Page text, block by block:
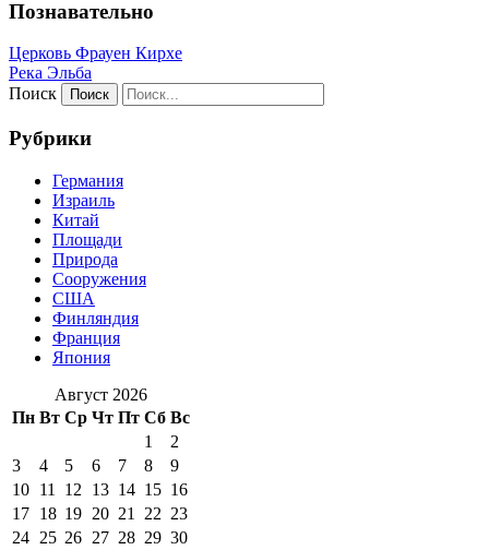
Познавательно
Церковь Фрауен Кирхе
Река Эльба
Поиск
Рубрики
Германия
Израиль
Китай
Площади
Природа
Сооружения
США
Финляндия
Франция
Япония
Август 2026
Пн Вт Ср Чт Пт Сб Вс
1
2
3
4 5 6 7 8
9
10 11 12 13 14 15 16
17 18 19 20 21 22 23
24 25 26 27 28 29 30